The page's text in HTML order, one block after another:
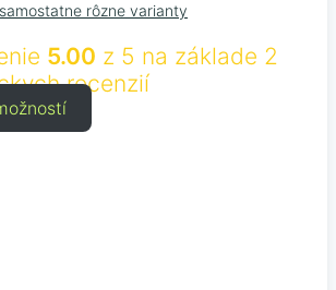
rôzne varianty
5.00 z 5 na základe 2
recenzií